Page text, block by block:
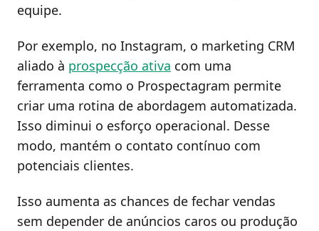
equipe.
Por exemplo, no Instagram, o marketing CRM
aliado à prospecção ativa com uma
ferramenta como o Prospectagram permite
criar uma rotina de abordagem automatizada.
Isso diminui o esforço operacional. Desse
modo, mantém o contato contínuo com
potenciais clientes.
Isso aumenta as chances de fechar vendas
sem depender de anúncios caros ou produção